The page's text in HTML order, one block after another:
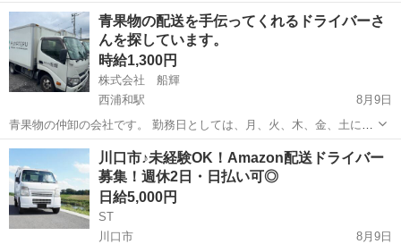
で安定収入をGet✨ 月給44万～52万前後！日額2万円以上も可能！普通
免許があればOKです☆ 軽量荷物の配送が中心で、ポスト投函なども
多数！スマホ操作...
埼玉 川口市 ドライバー 積み込み
青果物の配送を手伝ってくれるドライバーさ
んを探しています。
時給1,300円
株式会社 船輝
西浦和駅
8月9日
青果物の仲卸の会社です。 勤務日としては、月、火、木、金、土にな
ります。（１日からでも大丈夫です） 月、火、木、金に関しては、さ
いたま市内の小・中学校や病院、保育園、社会福祉法人など１０件程
度のルート配送です。現在は保冷...
埼玉 さいたま市 西浦和駅 社会福祉法人
川口市♪未経験OK！Amazon配送ドライバー
募集！週休2日・日払い可◎
日給5,000円
ST
川口市
8月9日